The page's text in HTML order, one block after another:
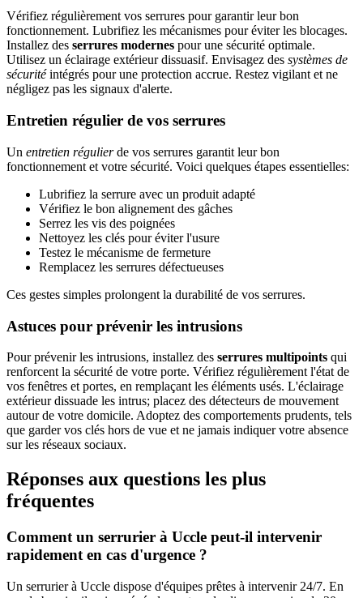
Vérifiez régulièrement vos serrures pour garantir leur bon
fonctionnement. Lubrifiez les mécanismes pour éviter les blocages.
Installez des serrures modernes pour une sécurité optimale.
Utilisez un éclairage extérieur dissuasif. Envisagez des systèmes de
sécuritéintégrés pour une protection accrue. Restez vigilant et ne
négligez pas les signaux d'alerte.
Entretien régulier de vos serrures
Un entretien régulierde vos serrures garantit leur bon
fonctionnement et votre sécurité. Voici quelques étapes essentielles:
Lubrifiez la serrure avec un produit adapté
Vérifiez le bon alignement des gâches
Serrez les vis des poignées
Nettoyez les clés pour éviter l'usure
Testez le mécanisme de fermeture
Remplacez les serrures défectueuses
Ces gestes simples prolongent la durabilité de vos serrures.
Astuces pour prévenir les intrusions
Pour prévenir les intrusions, installez des serrures multipoints qui
renforcent la sécurité de votre porte. Vérifiez régulièrement l'état de
vos fenêtres et portes, en remplaçant les éléments usés. L'éclairage
extérieur dissuade les intrus; placez des détecteurs de mouvement
autour de votre domicile. Adoptez des comportements prudents, tels
que garder vos clés hors de vue et ne jamais indiquer votre absence
sur les réseaux sociaux.
Réponses aux questions les plus
fréquentes
Comment un serrurier à Uccle peut-il intervenir
rapidement en cas d'urgence ?
Un serrurier à Uccle dispose d'équipes prêtes à intervenir 24/7. En